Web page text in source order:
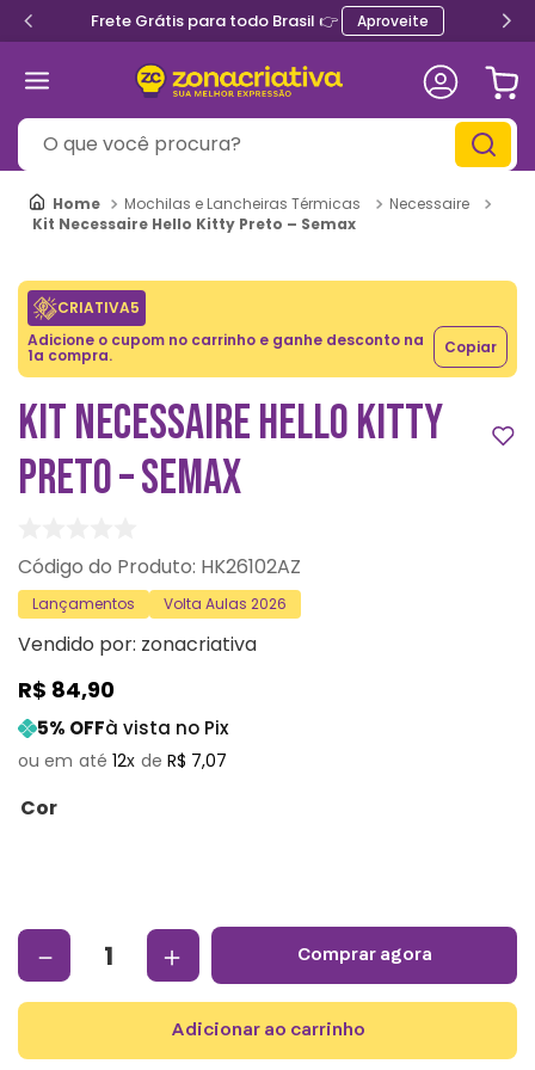
Frete Grátis para todo Brasil 👉 Aproveite
O que você procura?
Mochilas e Lancheiras Térmicas
Necessaire
Kit Necessaire Hello Kitty Preto – Semax
CRIATIVA5
Adicione o cupom no carrinho e ganhe desconto na
1a compra. Copiar
KIT NECESSAIRE HELLO KITTY
PRETO – SEMAX
: HK26102AZ
Lançamentos Volta Aulas 2026
Vendido por: zonacriativa
R$ 84,90
5% OFFà vista no Pix
12 R$ 7,07
Cor
＋
－ comprar agora
adicionar ao carrinho